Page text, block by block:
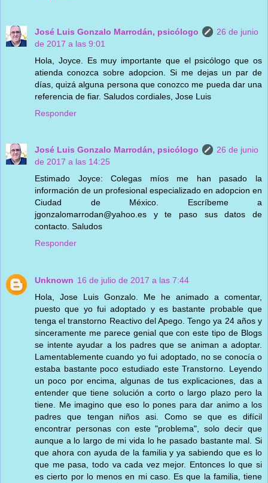
José Luis Gonzalo Marrodán, psicólogo
26 de junio
de 2017 a las 9:01
Hola, Joyce. Es muy importante que el psicólogo que os
atienda conozca sobre adopcion. Si me dejas un par de
días, quizá alguna persona que conozco me pueda dar una
referencia de fiar. Saludos cordiales, Jose Luis
Responder
José Luis Gonzalo Marrodán, psicólogo
26 de junio
de 2017 a las 14:25
Estimado Joyce: Colegas míos me han pasado la
información de un profesional especializado en adopcion en
Ciudad de México. Escríbeme a
jgonzalomarrodan@yahoo.es y te paso sus datos de
contacto. Saludos
Responder
Unknown 16 de julio de 2017 a las 7:44
Hola, Jose Luis Gonzalo. Me he animado a comentar,
puesto que yo fui adoptado y es bastante probable que
tenga el transtorno Reactivo del Apego. Tengo ya 24 años y
sinceramente me parece genial que con este tipo de Blogs
se intente ayudar a los padres que se animan a adoptar.
Lamentablemente cuando yo fui adoptado, no se conocía o
estaba bastante poco estudiado este Transtorno. Leyendo
un poco por encima, algunas de tus explicaciones, das a
entender que tiene solución a corto o largo plazo pero la
tiene. Me imagino que eso lo pones para dar animo a los
padres que tengan niños asi. Como se que es difícil
encontrar personas con este "problema", solo decir que
aunque a lo largo de mi vida lo he pasado bastante mal. Si
que ahora con ayuda de la familia y ya sabiendo que es lo
que me pasa, todo va cada vez mejor. Entonces lo que si
es cierto por lo menos en mi caso. Es que la familia, tiene